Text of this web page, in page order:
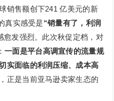
销售额创下241 亿美元的新
真实感受是“销量有了，利润
愈发强烈。此次秋促定档，对
一面是平台高调宣传的流量规
实面临的利润压缩、成本高
正是当前亚马逊卖家生态的